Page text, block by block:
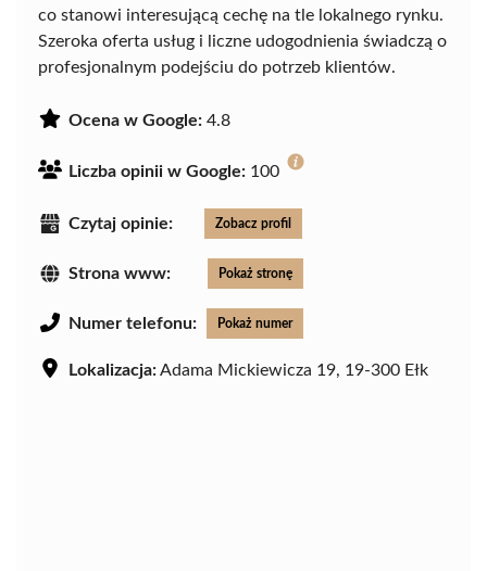
co stanowi interesującą cechę na tle lokalnego rynku.
Szeroka oferta usług i liczne udogodnienia świadczą o
profesjonalnym podejściu do potrzeb klientów.
Ocena w Google: 4.8
Liczba opinii w Google: 100
Czytaj opinie: Zobacz profil
Strona www: Pokaż stronę
Numer telefonu: Pokaż numer
Lokalizacja:Adama Mickiewicza 19, 19-300 Ełk